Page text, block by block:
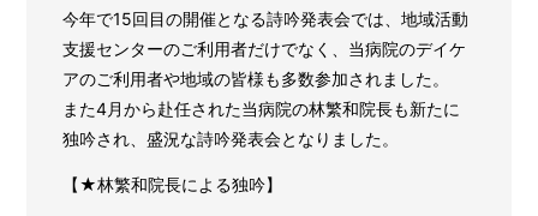
今年で15回目の開催となる詩吟発表会では、地域活動
支援センターのご利用者だけでなく、当病院のデイケ
アのご利用者や地域の皆様も多数参加されました。
また4月から赴任された当病院の林繁和院長も新たに
独吟され、盛況な詩吟発表会となりました。
【★林繁和院長による独吟】